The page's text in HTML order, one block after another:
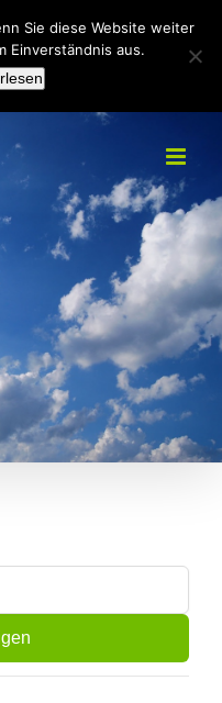
salutis.de
Sie diese Website weiter
Einverständnis aus.